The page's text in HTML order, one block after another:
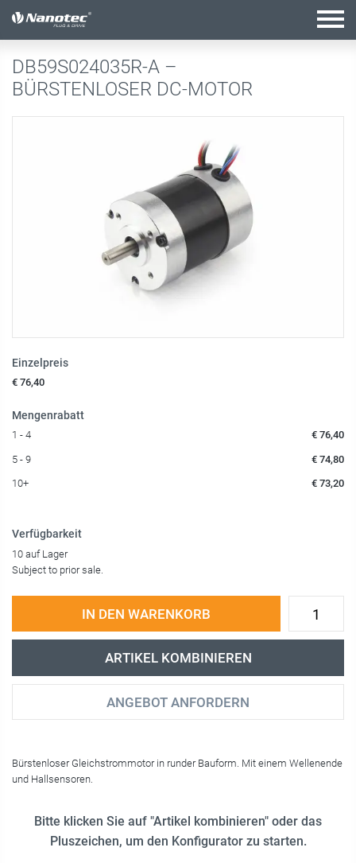
Aktive Kombination
DB59S024035R-A –
BÜRSTENLOSER DC-MOTOR
Einzelpreis
€ 76,40
Mengenrabatt
1 - 4 € 76,40
5 - 9 € 74,80
10+ € 73,20
Verfügbarkeit
10 auf Lager
Subject to prior sale.
IN DEN WARENKORB
ARTIKEL KOMBINIEREN
ANGEBOT ANFORDERN
Bürstenloser Gleichstrommotor in runder Bauform. Mit einem Wellenende
und Hallsensoren.
Bitte klicken Sie auf "Artikel kombinieren" oder das
Pluszeichen, um den Konfigurator zu starten.